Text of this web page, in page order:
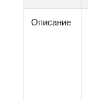
Описание